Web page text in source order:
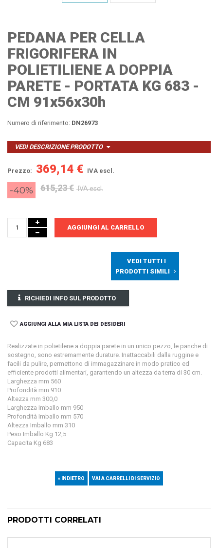
PEDANA PER CELLA
FRIGORIFERA IN
POLIETILIENE A DOPPIA
PARETE - PORTATA KG 683 -
CM 91x56x30h
Numero di riferimento: DN26973
VEDI DESCRIZIONE PRODOTTO
Prezzo: 369,14 € IVA escl.
-40% 615,23 € IVA escl.
AGGIUNGI AL CARRELLO
VEDI TUTTI I
PRODOTTI SIMILI
RICHIEDI INFO SUL PRODOTTO
AGGIUNGI ALLA MIA LISTA DEI DESIDERI
Realizzate in polietilene a doppia parete in un unico pezzo, le panche di
sostegno, sono estremamente durature. Inattaccabili dalla ruggine e
facili da pulire, permettono di immagazzinare in modo pratico ed
efficiente prodotti alimentari, garantendo un altezza da terra di 30 cm.
Larghezza mm 560
Profondità mm 910
Altezza mm 300,0
Larghezza Imballo mm 950
Profondità Imballo mm 570
Altezza Imballo mm 310
Peso Imballo Kg 12,5
Capacita Kg 683
« INDIETRO VAI A CARRELLI DI SERVIZIO
PRODOTTI CORRELATI